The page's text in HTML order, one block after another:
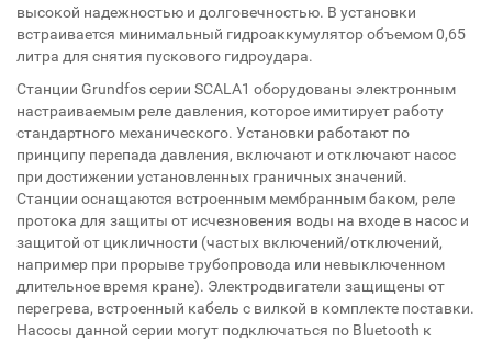
высокой надежностью и долговечностью. В установки
встраивается минимальный гидроаккумулятор объемом 0,65
литра для снятия пускового гидроудара.
Станции Grundfos серии SCALA1 оборудованы электронным
настраиваемым реле давления, которое имитирует работу
стандартного механического. Установки работают по
принципу перепада давления, включают и отключают насос
при достижении установленных граничных значений.
Станции оснащаются встроенным мембранным баком, реле
протока для защиты от исчезновения воды на входе в насос и
защитой от цикличности (частых включений/отключений,
например при прорыве трубопровода или невыключенном
длительное время кране). Электродвигатели защищены от
перегрева, встроенный кабель с вилкой в комплекте поставки.
Насосы данной серии могут подключаться по Bluetooth к